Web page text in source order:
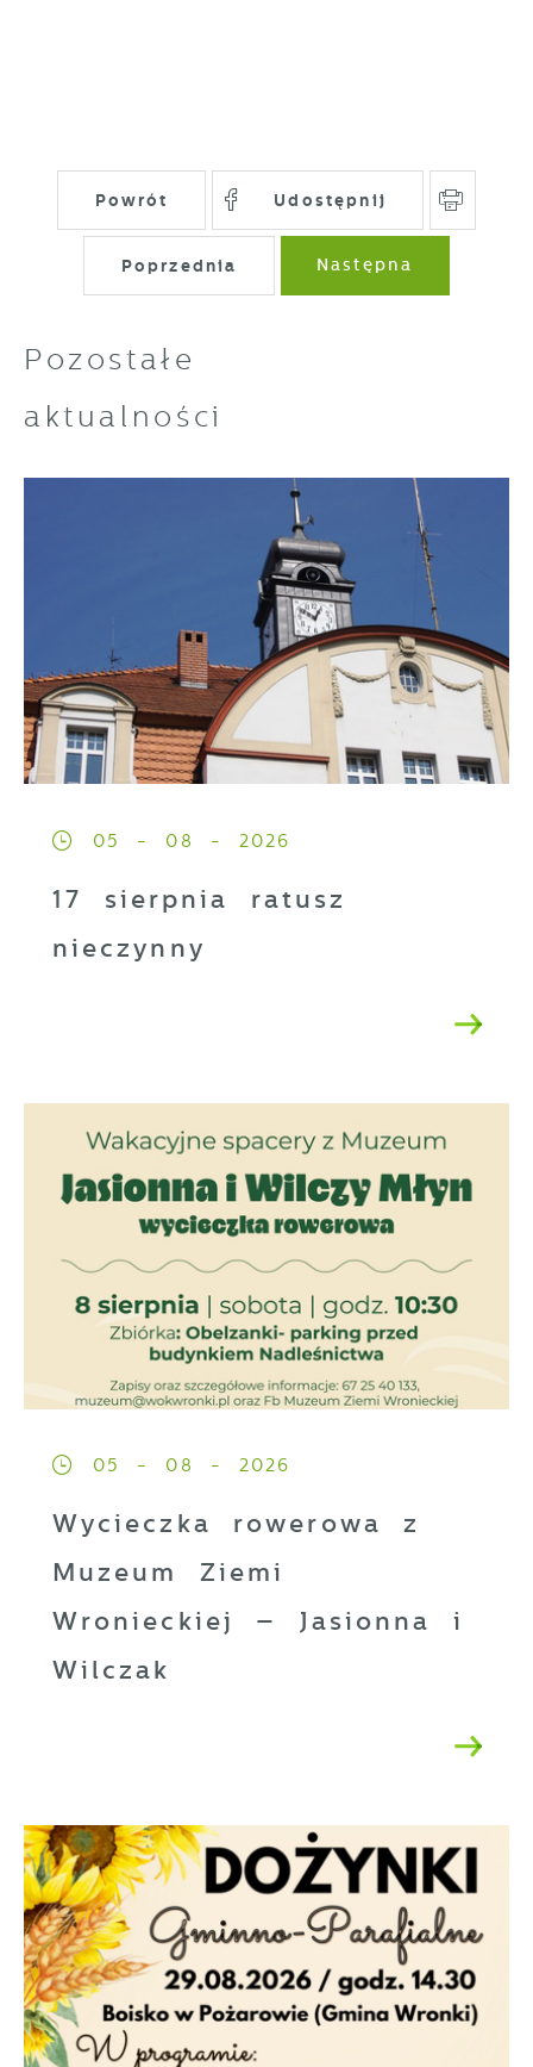
Powrót Udostępnij
Poprzednia Następna
Pozostałe
aktualności
05 - 08 - 2026
17 sierpnia ratusz
nieczynny
05 - 08 - 2026
Wycieczka rowerowa z
Muzeum Ziemi
Wronieckiej – Jasionna i
Wilczak